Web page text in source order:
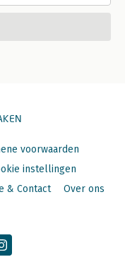
voorwaarden
instellingen
& Contact Over ons